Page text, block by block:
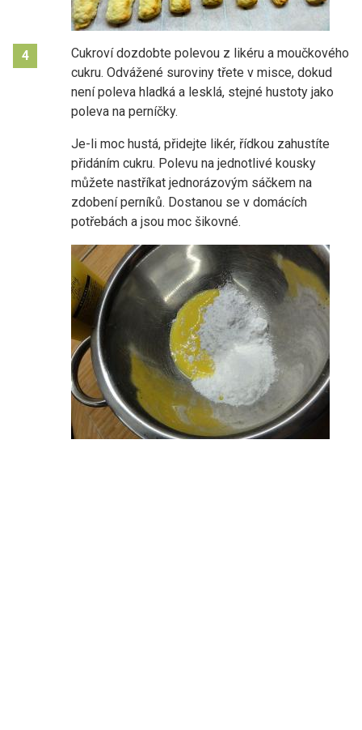
4
Cukroví dozdobte polevou z likéru a moučkového
cukru. Odvážené suroviny třete v misce, dokud
není poleva hladká a lesklá, stejné hustoty jako
poleva na perníčky.
Je-li moc hustá, přidejte likér, řídkou zahustíte
přidáním cukru. Polevu na jednotlivé kousky
můžete nastříkat jednorázovým sáčkem na
zdobení perníků. Dostanou se v domácích
potřebách a jsou moc šikovné.